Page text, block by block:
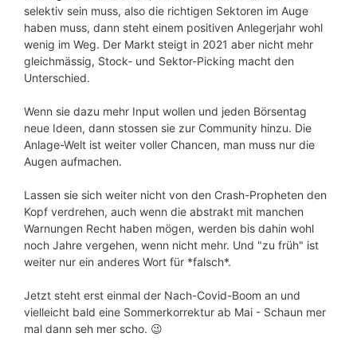
selektiv sein muss, also die richtigen Sektoren im Auge
haben muss, dann steht einem positiven Anlegerjahr wohl
wenig im Weg. Der Markt steigt in 2021 aber nicht mehr
gleichmässig, Stock- und Sektor-Picking macht den
Unterschied.
Wenn sie dazu mehr Input wollen und jeden Börsentag
neue Ideen, dann stossen sie zur Community hinzu. Die
Anlage-Welt ist weiter voller Chancen, man muss nur die
Augen aufmachen.
Lassen sie sich weiter nicht von den Crash-Propheten den
Kopf verdrehen, auch wenn die abstrakt mit manchen
Warnungen Recht haben mögen, werden bis dahin wohl
noch Jahre vergehen, wenn nicht mehr. Und "zu früh" ist
weiter nur ein anderes Wort für *falsch*.
Jetzt steht erst einmal der Nach-Covid-Boom an und
vielleicht bald eine Sommerkorrektur ab Mai - Schaun mer
mal dann seh mer scho. 😉